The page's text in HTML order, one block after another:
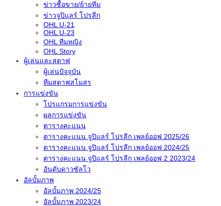
ข่าวซื้อขาย/ย้ายทีม
ข่าวจูปิแลร์ โปรลีก
OHL U-21
OHL U-23
OHL ทีมหญิง
OHL Story
ผู้เล่นและสตาฟ
ผู้เล่นปัจจุบัน
ทีมสตาฟสโมสร
การแข่งขัน
โปรแกรมการแข่งขัน
ผลการแข่งขัน
ตารางคะแนน
ตารางคะแนน จูปิแลร์ โปรลีก เพลย์ออฟ 2025/26
ตารางคะแนน จูปิแลร์ โปรลีก เพลย์ออฟ 2024/25
ตารางคะแนน จูปิแลร์ โปรลีก เพลย์ออฟ 2 2023/24
อันดับดาวซัลโว
อัลบั้มภาพ
อัลบั้มภาพ 2024/25
อัลบั้มภาพ 2023/24